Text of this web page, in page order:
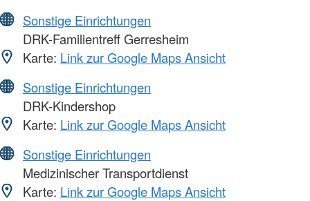
Sonstige Einrichtungen
DRK-Familientreff Gerresheim
Karte: Link zur Google Maps Ansicht
Sonstige Einrichtungen
DRK-Kindershop
Karte: Link zur Google Maps Ansicht
Sonstige Einrichtungen
Medizinischer Transportdienst
Karte: Link zur Google Maps Ansicht